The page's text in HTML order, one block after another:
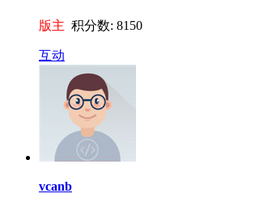
版主 积分数: 8150
互动
vcanb